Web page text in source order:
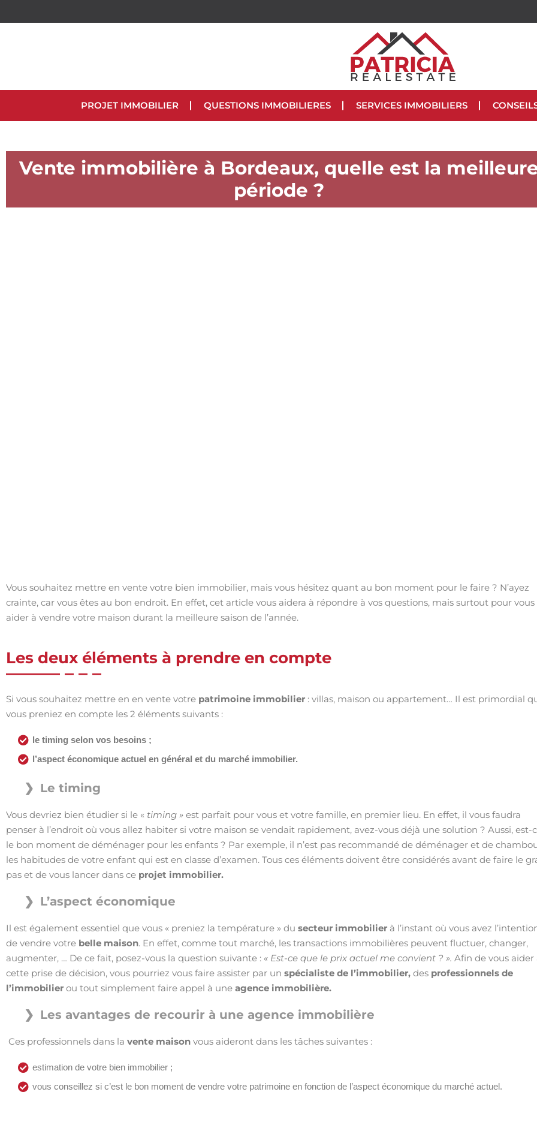
PROJET IMMOBILIER QUESTIONS IMMOBILIERES SERVICES IMMOBILIERS
Vente immobilière à Bordeaux, quelle est la
période ?
Vous souhaitez mettre en vente votre bien immobilier, mais vous hésitez quant au bon moment pour le faire ? N’ayez
crainte, car vous êtes au bon endroit. En effet, cet article vous aidera à répondre à vos questions, mais surtout pour vous
aider à vendre votre maison durant la meilleure saison de l’année.
Les deux éléments à prendre en compte
Si vous souhaitez mettre en en vente votre patrimoine immobilier : villas, maison ou appartement… Il est primordial
vous preniez en compte les 2 éléments suivants :
le timing selon vos besoins ;
l’aspect économique actuel en général et du marché immobilier.
Le timing
Vous devriez bien étudier si le « timing » est parfait pour vous et votre famille, en premier lieu. En effet, il vous faudra
penser à l’endroit où vous allez habiter si votre maison se vendait rapidement, avez-vous déjà une solution ? Aussi, est-
le bon moment de déménager pour les enfants ? Par exemple, il n’est pas recommandé de déménager et de
les habitudes de votre enfant qui est en classe d’examen. Tous ces éléments doivent être considérés avant de faire le
pas et de vous lancer dans ce projet immobilier.
L’aspect économique
Il est également essentiel que vous « preniez la température » du secteur immobilier à l’instant où vous avez
de vendre votre belle maison. En effet, comme tout marché, les transactions immobilières peuvent fluctuer, changer,
augmenter, … De ce fait, posez-vous la question suivante : « Est-ce que le prix actuel me convient ? ». Afin de vous aider
cette prise de décision, vous pourriez vous faire assister par un spécialiste de l’immobilier, des professionnels de
l’immobilier ou tout simplement faire appel à une agence immobilière.
Les avantages de recourir à une agence immobilière
Ces professionnels dans la vente maison vous aideront dans les tâches suivantes :
estimation de votre bien immobilier ;
vous conseillez si c’est le bon moment de vendre votre patrimoine en fonction de l’aspect économique du marché actuel.